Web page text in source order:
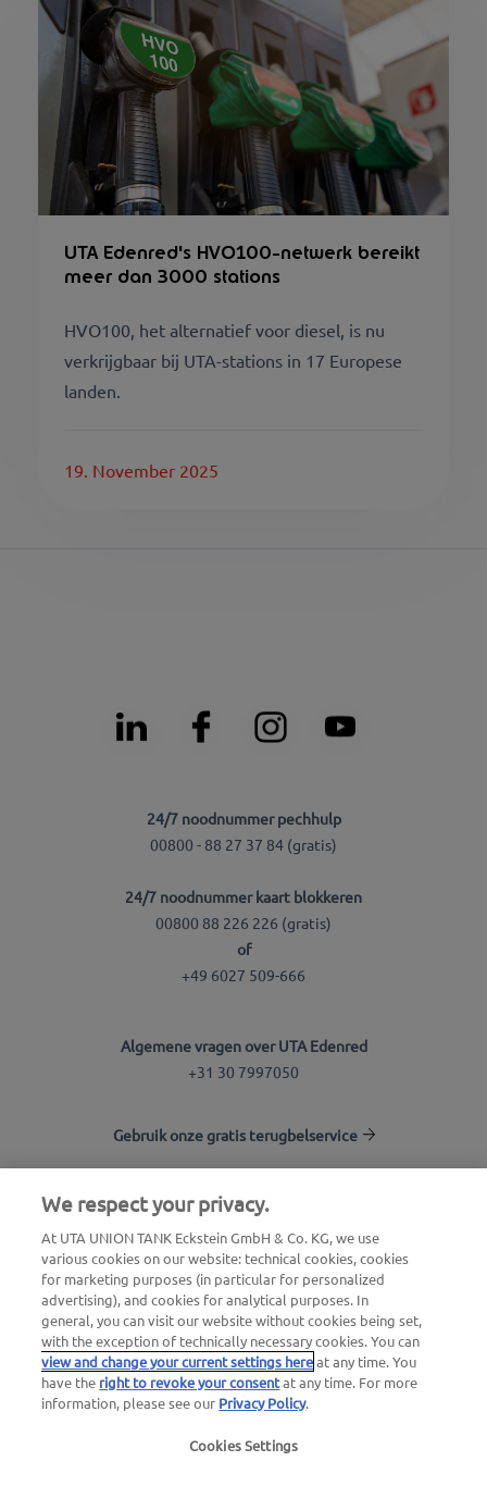
UTA Edenred's HVO100-netwerk bereikt
meer dan 3000 stations
HVO100, het alternatief voor diesel, is nu
verkrijgbaar bij UTA-stations in 17 Europese
landen.
19. November 2025
24/7 noodnummer pechhulp
00800 - 88 27 37 84 (gratis)
24/7 noodnummer kaart blokkeren
00800 88 226 226 (gratis)
of
+49 6027 509-666
Algemene vragen over UTA Edenred
+31 30 7997050
Gebruik onze gratis terugbelservice
UTA Stationsfinder
Inloggen voor klanten
Over UTA Edenred
Algemene voorwaarden |Gebruiksvoorwaarden
We respect your privacy.
At UTA UNION TANK Eckstein GmbH & Co. KG, we use
various cookies on our website: technical cookies, cookies
for marketing purposes (in particular for personalized
advertising), and cookies for analytical purposes. In
general, you can visit our website without cookies being set,
with the exception of technically necessary cookies. You can
view and change your current settings hereat any time. You
have the right to revoke your consentat any time. For more
information, please see our Privacy Policy.
Cookies Settings